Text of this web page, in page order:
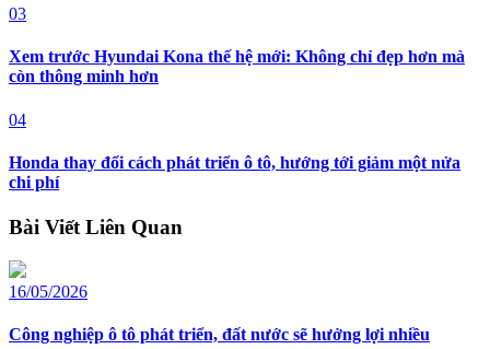
03
Xem trước Hyundai Kona thế hệ mới: Không chỉ đẹp hơn mà
còn thông minh hơn
04
Honda thay đổi cách phát triển ô tô, hướng tới giảm một nửa
chi phí
Bài Viết Liên Quan
16/05/2026
Công nghiệp ô tô phát triển, đất nước sẽ hưởng lợi nhiều